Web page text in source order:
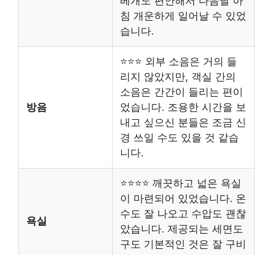
침 개운하게 일어날 수 있었
습니다.
방음
⭐⭐⭐ 외부 소음은 거의 들
리지 않았지만, 객실 간의
소음은 간간이 들리는 편이
었습니다. 조용한 시간을 보
내고 싶으신 분들은 조금 신
경 쓰일 수도 있을 것 같습
니다.
욕실
⭐⭐⭐⭐ 깨끗하고 넓은 욕실
이 마련되어 있었습니다. 온
수도 잘 나오고 수압도 괜찮
았습니다. 제공되는 세면도
구도 기본적인 것은 잘 구비